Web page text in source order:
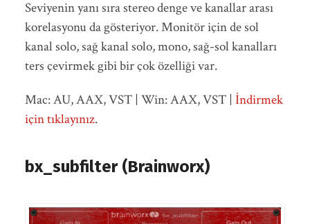
Seviyenin yanı sıra stereo denge ve kanallar arası
korelasyonu da gösteriyor. Monitör için de sol
kanal solo, sağ kanal solo, mono, sağ-sol kanalları
ters çevirmek gibi bir çok özelliği var.
Mac: AU, AAX, VST | Win: AAX, VST | İndirmek
için tıklayınız.
bx_subfilter (Brainworx)